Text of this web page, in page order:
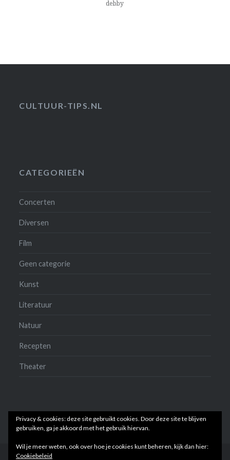
debby
CULTUUR-TIPS.NL
CATEGORIEËN
Concerten
Diversen
Film
Geen categorie
Kunst
Literatuur
Natuur
Recepten
Theater
Privacy & cookies: deze site gebruikt cookies. Door deze site te blijven
gebruiken, ga je akkoord met het gebruik hiervan.
Wil je meer weten, ook over hoe je cookies kunt beheren, kijk dan hier:
Cookiebeleid